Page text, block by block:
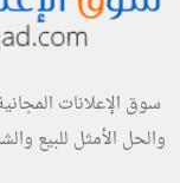
سوق الإعلانات
والحل الأمثل للبيع